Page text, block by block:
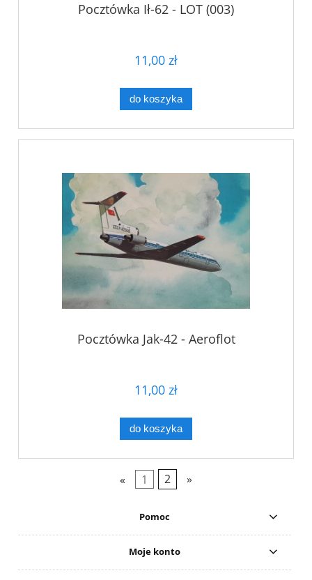
Pocztówka Ił-62 - LOT (003)
11,00 zł
do koszyka
Pocztówka Jak-42 - Aeroflot
11,00 zł
do koszyka
« 1 2 »
Pomoc
Moje konto